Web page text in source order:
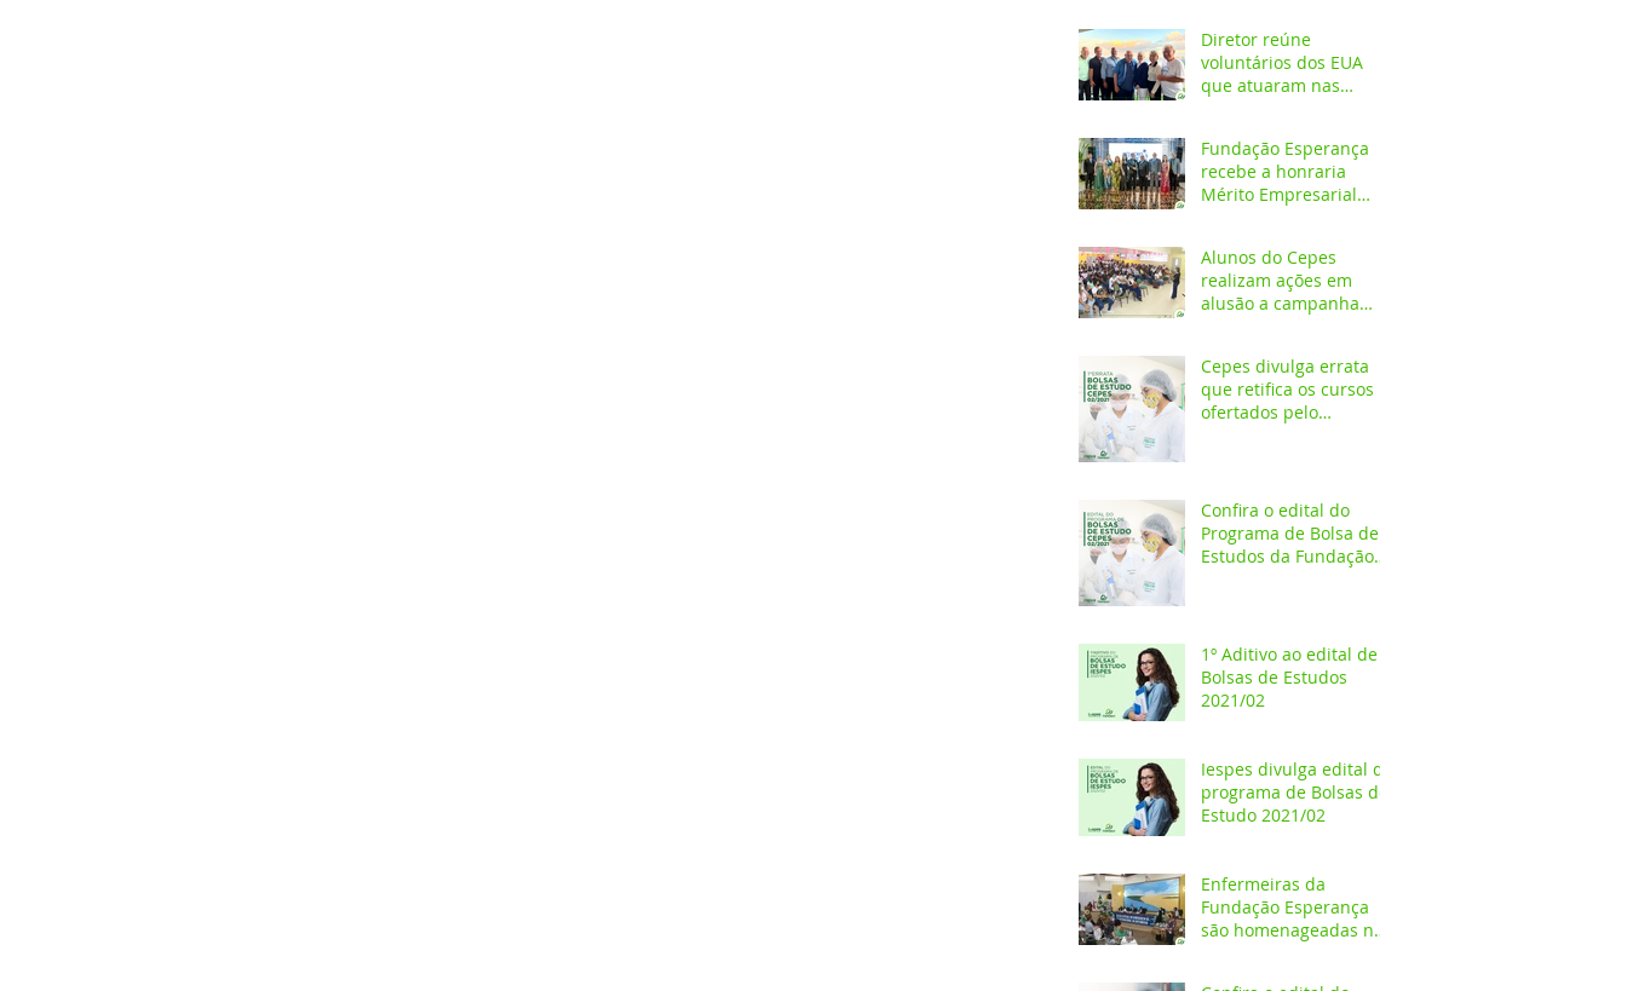
Diretor reúne
voluntários dos EUA
que atuaram nas
Fundação Esperança
recebe a honraria
Mérito Empresarial
Alunos do Cepes
realizam ações em
alusão a campanha
Cepes divulga errata
que retifica os cursos
ofertados pelo
Confira o edital do
Programa de Bolsa de
Estudos da Fundação
1º Aditivo ao edital de
Bolsas de Estudos
2021/02
Iespes divulga edital do
programa de Bolsas de
Estudo 2021/02
Enfermeiras da
Fundação Esperança
são homenageadas na